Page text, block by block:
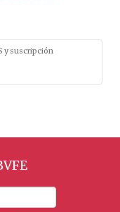
y suscripción